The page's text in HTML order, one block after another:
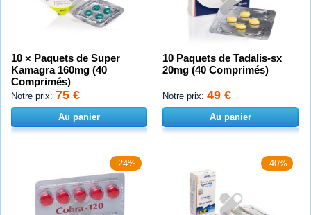
10 × Paquets de Super
Kamagra 160mg (40
Comprimés)
Notre prix: 75 €
Au panier
10 Paquets de Tadalis-sx
20mg (40 Comprimés)
Notre prix: 49 €
Au panier
-24% -40%